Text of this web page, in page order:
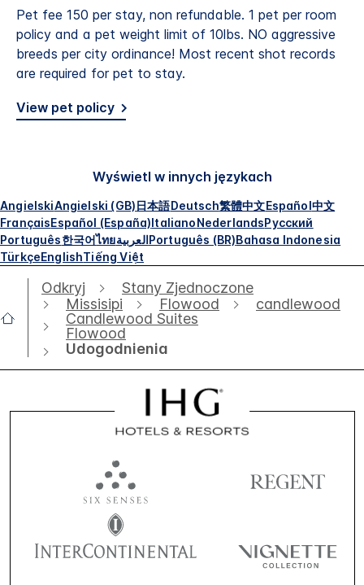
Pet fee 150 per stay, non refundable. 1 pet per room
policy and a pet weight limit of 10lbs. NO aggressive
breeds per city ordinance! Most recent shot records
are required for pet to stay.
View pet policy
Wyświetl w innych językach
AngielskiAngielski (GB)日本語Deutsch繁體中文Español中文
FrançaisEspañol (España)ItalianoNederlandsРусский
Português한국어ไทยالعربيةPortuguês (BR)Bahasa Indonesia
TürkçeEnglishTiếng Việt
Odkryj
Stany Zjednoczone
Missisipi
Flowood
candlewood
Candlewood Suites
Flowood
Udogodnienia